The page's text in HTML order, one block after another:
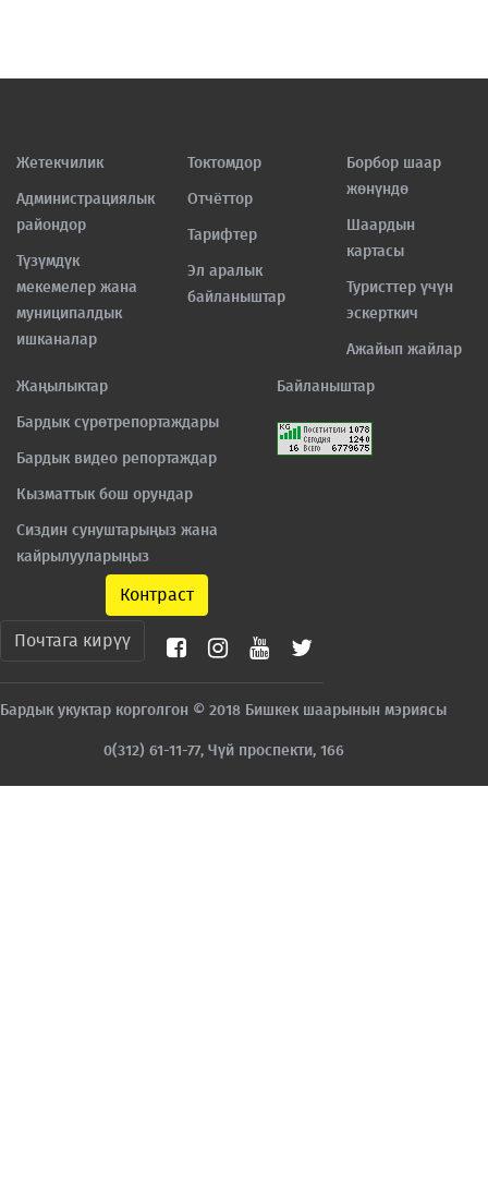
Жетекчилик
Администрациялык
райондор
Түзүмдүк
мекемелер жана
муниципалдык
ишканалар
Токтомдор
Отчёттор
Тарифтер
Эл аралык
байланыштар
Борбор шаар
жөнүндө
Шаардын
картасы
Туристтер үчүн
эскерткич
Ажайып жайлар
Жаңылыктар
Бардык сүрөтрепортаждары
Бардык видео репортаждар
Кызматтык бош орундар
Сиздин сунуштарыңыз жана
кайрылууларыңыз
Байланыштар
Контраст
Почтага кирүү
Бардык укуктар корголгон © 2018 Бишкек шаарынын мэриясы
0(312) 61-11-77, Чүй проспекти, 166